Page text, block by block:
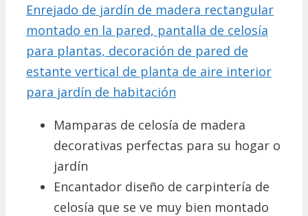
Enrejado de jardín de madera rectangular
montado en la pared, pantalla de celosía
para plantas, decoración de pared de
estante vertical de planta de aire interior
para jardín de habitación
Mamparas de celosía de madera
decorativas perfectas para su hogar o
jardín
Encantador diseño de carpintería de
celosía que se ve muy bien montado